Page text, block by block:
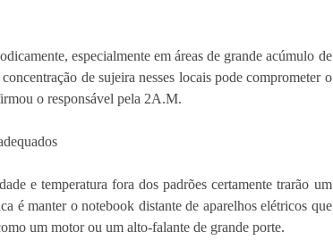
especialmente em áreas de grande acúmulo de
de sujeira nesses locais pode comprometer o
o responsável pela 2A.M.
e temperatura fora dos padrões certamente trarão um
é manter o notebook distante de aparelhos elétricos que
um motor ou um alto-falante de grande porte.